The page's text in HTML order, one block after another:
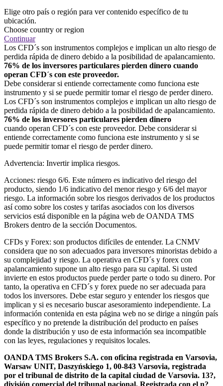
Elige otro país o región para ver contenido específico de tu
ubicación.
Choose country or region
Continuar
Los CFD´s son instrumentos complejos e implican un alto riesgo de
perdida rápida de dinero debido a la posibilidad de apalancamiento.
76% de los inversores particulares pierden dinero cuando
operan CFD´s con este proveedor.
Debe considerar si entiende correctamente como funciona este
instrumento y si se puede permitir tomar el riesgo de perder dinero.
Los CFD´s son instrumentos complejos e implican un alto riesgo de
perdida rápida de dinero debido a la posibilidad de apalancamiento.
76% de los inversores particulares pierden dinero
cuando operan CFD´s con este proveedor. Debe considerar si
entiende correctamente como funciona este instrumento y si se
puede permitir tomar el riesgo de perder dinero.
Advertencia: Invertir implica riesgos.
Acciones: riesgo 6/6. Este número es indicativo del riesgo del
producto, siendo 1/6 indicativo del menor riesgo y 6/6 del mayor
riesgo. La información sobre los riesgos derivados de los productos
así como sobre los costes y tarifas asociados con los diversos
servicios está disponible en la página web de OANDA TMS
Brokers dentro de la sección Documentos.
CFDs y Forex: son productos difíciles de entender. La CNMV
considera que no son adecuados para inversores minoristas debido a
su complejidad y riesgo. La operativa en CFD´s y forex con
apalancamiento supone un alto riesgo para su capital. Si usted
invierte en estos productos puede perder parte o todo su dinero. Por
tanto, la operativa en CFD´s y forex puede no ser adecuada para
todos los inversores. Debe estar seguro y entender los riesgos que
implican y si es necesario buscar asesoramiento independiente. La
información contenida en esta página web no se dirige a ningún país
específico y no pretende la distribución del producto en países
donde la distribución y uso de esta información sea incompatible
con las leyes, regulaciones y requisitos locales.
OANDA TMS Brokers S.A. con oficina registrada en Varsovia,
Warsaw UNIT, Daszyńskiego 1, 00-843 Varsovia, registrada
por el tribunal de distrito de la capital ciudad de Varsovia. 13?,